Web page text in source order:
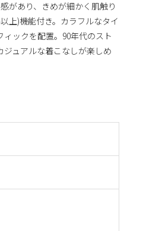
があり、きめが細かく肌触り
上)機能付き。カラフルなタイ
ックを配置。90年代のスト
ュアルな着こなしが楽しめ